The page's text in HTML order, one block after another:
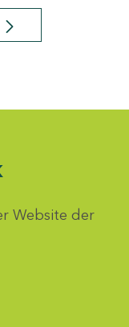
Website der